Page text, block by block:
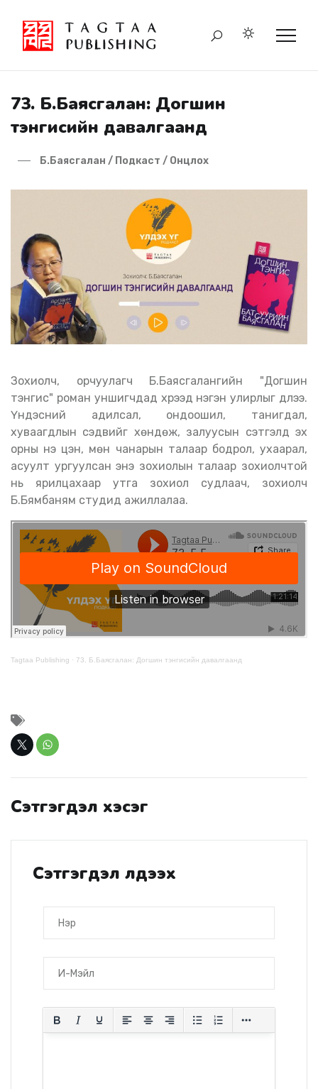
73. Б.Баясгалан: Догшин
тэнгисийн давалгаанд
Б.Баясгалан / Подкаст / Онцлох
Зохиолч, орчуулагч Б.Баясгалангийн "Догшин
тэнгис" роман уншигчдад хүрээд нэгэн улирлыг үдлээ.
Үндэсний адилсал, ондоошил, танигдал,
хуваагдлын сэдвийг хөндөж, залуусын сэтгэлд эх
орны үнэ цэн, мөн чанарын талаар бодрол, ухаарал,
асуулт ургуулсан энэ зохиолын талаар зохиолчтой
нь ярилцахаар утга зохиол судлаач, зохиолч
Б.Бямбаням студид ажиллалаа.
Tagtaa Publishing · 73. Б.Баясгалан: Догшин тэнгисийн давалгаанд
Сэтгэгдэл хэсэг
Сэтгэгдэл үлдээх